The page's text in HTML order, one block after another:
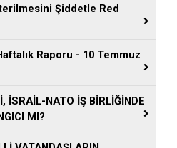
Şiddetle Red
Raporu - 10 Temmuz
İSRAİL-NATO İŞ BİRLİĞİNDE
MI?